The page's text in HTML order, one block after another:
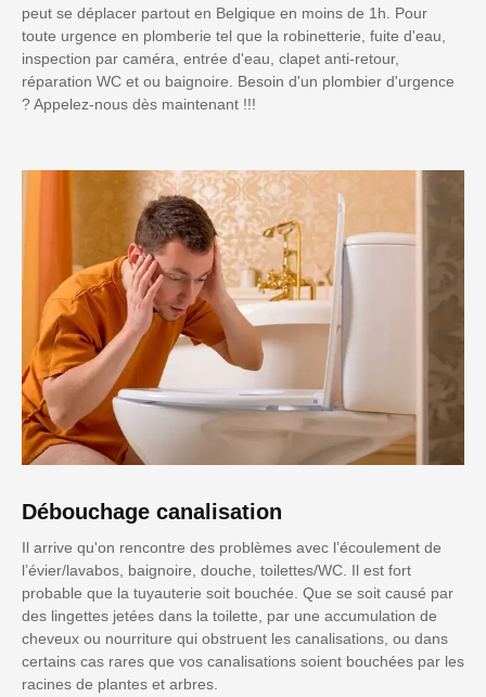
peut se déplacer partout en Belgique en moins de 1h. Pour
toute urgence en plomberie tel que la robinetterie, fuite d'eau,
inspection par caméra, entrée d'eau, clapet anti-retour,
réparation WC et ou baignoire. Besoin d'un plombier d'urgence
? Appelez-nous dès maintenant !!!
Débouchage canalisation
Il arrive qu'on rencontre des problèmes avec l’écoulement de
l’évier/lavabos, baignoire, douche, toilettes/WC. Il est fort
probable que la tuyauterie soit bouchée. Que se soit causé par
des lingettes jetées dans la toilette, par une accumulation de
cheveux ou nourriture qui obstruent les canalisations, ou dans
certains cas rares que vos canalisations soient bouchées par les
racines de plantes et arbres.